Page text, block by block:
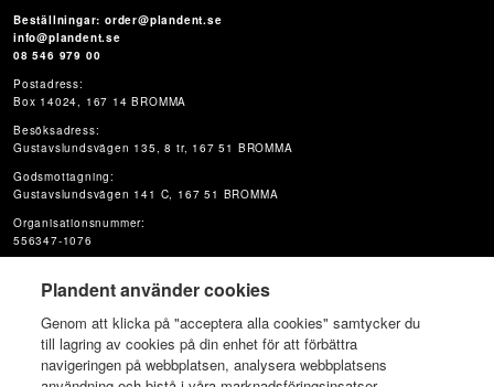
Beställningar: order@plandent.se
info@plandent.se
08 546 979 00
Postadress:
Box 14024, 167 14 BROMMA
Besöksadress:
Gustavslundsvägen 135, 8 tr, 167 51 BROMMA
Godsmottagning:
Gustavslundsvägen 141 C, 167 51 BROMMA
Organisationsnummer:
556347-1076
Plandent använder cookies
Genom att klicka på "acceptera alla cookies" samtycker du
till lagring av cookies på din enhet för att förbättra
navigeringen på webbplatsen, analysera webbplatsens